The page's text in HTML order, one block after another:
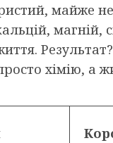
майже не
магній,
хімію, а